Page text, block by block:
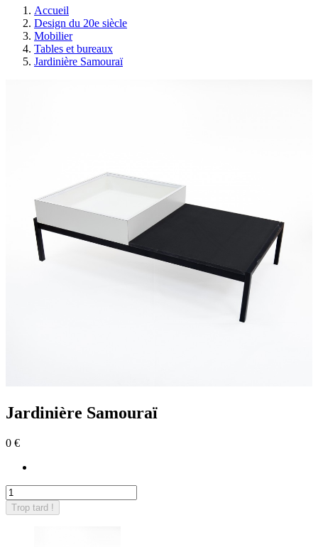
Accueil
Design du 20e siècle
Mobilier
Tables et bureaux
Jardinière Samouraï
Jardinière Samouraï
0 €
Trop tard !